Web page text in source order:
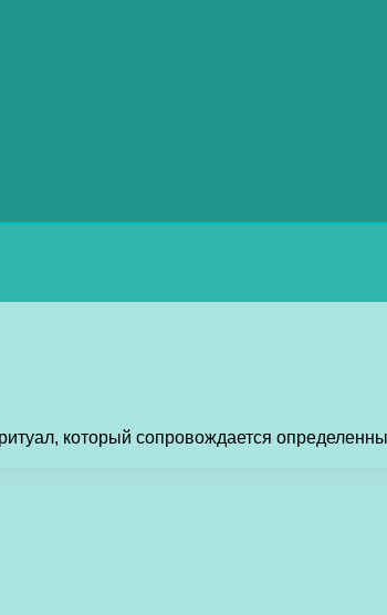
который сопровождается